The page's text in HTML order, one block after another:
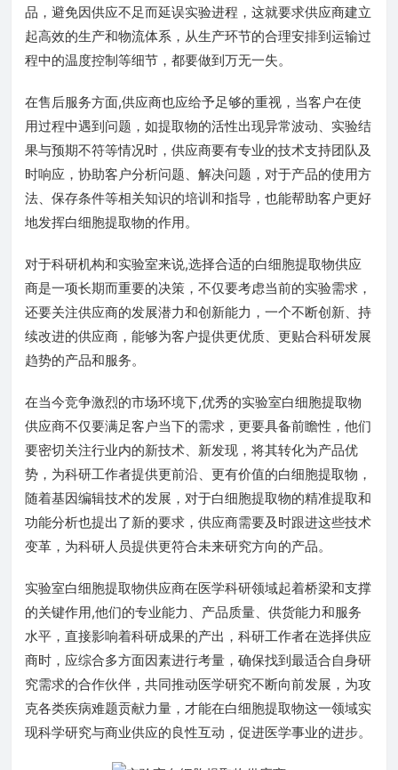
品，避免因供应不足而延误实验进程，这就要求供应商建立
起高效的生产和物流体系，从生产环节的合理安排到运输过
程中的温度控制等细节，都要做到万无一失。
在售后服务方面,供应商也应给予足够的重视，当客户在使
用过程中遇到问题，如提取物的活性出现异常波动、实验结
果与预期不符等情况时，供应商要有专业的技术支持团队及
时响应，协助客户分析问题、解决问题，对于产品的使用方
法、保存条件等相关知识的培训和指导，也能帮助客户更好
地发挥白细胞提取物的作用。
对于科研机构和实验室来说,选择合适的白细胞提取物供应
商是一项长期而重要的决策，不仅要考虑当前的实验需求，
还要关注供应商的发展潜力和创新能力，一个不断创新、持
续改进的供应商，能够为客户提供更优质、更贴合科研发展
趋势的产品和服务。
在当今竞争激烈的市场环境下,优秀的实验室白细胞提取物
供应商不仅要满足客户当下的需求，更要具备前瞻性，他们
要密切关注行业内的新技术、新发现，将其转化为产品优
势，为科研工作者提供更前沿、更有价值的白细胞提取物，
随着基因编辑技术的发展，对于白细胞提取物的精准提取和
功能分析也提出了新的要求，供应商需要及时跟进这些技术
变革，为科研人员提供更符合未来研究方向的产品。
实验室白细胞提取物供应商在医学科研领域起着桥梁和支撑
的关键作用,他们的专业能力、产品质量、供货能力和服务
水平，直接影响着科研成果的产出，科研工作者在选择供应
商时，应综合多方面因素进行考量，确保找到最适合自身研
究需求的合作伙伴，共同推动医学研究不断向前发展，为攻
克各类疾病难题贡献力量，才能在白细胞提取物这一领域实
现科学研究与商业供应的良性互动，促进医学事业的进步。